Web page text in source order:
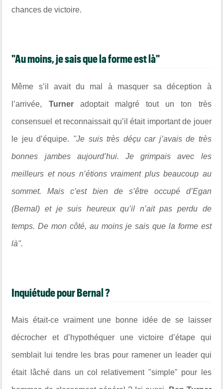
chances de victoire.
"Au moins, je sais que la forme est là"
Même s’il avait du mal à masquer sa déception à
l’arrivée, Turneradoptait malgré tout un ton très
consensuel et reconnaissait qu’il était important de jouer
le jeu d’équipe. "Je suis très déçu car j’avais de très
bonnes jambes aujourd’hui. Je grimpais avec les
meilleurs et nous n’étions vraiment plus beaucoup au
sommet. Mais c’est bien de s’être occupé d’Egan
(Bernal) et je suis heureux qu’il n’ait pas perdu de
temps. De mon côté, au moins je sais que la forme est
là".
Inquiétude pour Bernal ?
Mais était-ce vraiment une bonne idée de se laisser
décrocher et d’hypothéquer une victoire d’étape qui
semblait lui tendre les bras pour ramener un leader qui
était lâché dans un col relativement "simple" pour les